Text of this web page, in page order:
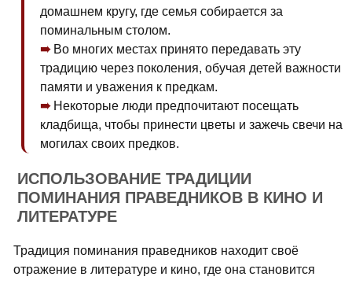
домашнем кругу, где семья собирается за
поминальным столом.
Во многих местах принято передавать эту
традицию через поколения, обучая детей важности
памяти и уважения к предкам.
Некоторые люди предпочитают посещать
кладбища, чтобы принести цветы и зажечь свечи на
могилах своих предков.
ИСПОЛЬЗОВАНИЕ ТРАДИЦИИ
ПОМИНАНИЯ ПРАВЕДНИКОВ В КИНО И
ЛИТЕРАТУРЕ
Традиция поминания праведников находит своё
отражение в литературе и кино, где она становится